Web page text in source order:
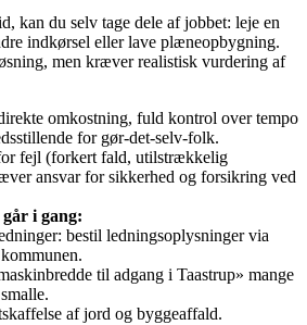
kan du selv tage dele af jobbet: leje en
indkørsel eller lave plæneopbygning.
men kræver realistisk vurdering af
omkostning, fuld kontrol over tempo
for gør‑det‑selv‑folk.
fejl (forkert fald, utilstrækkelig
ansvar for sikkerhed og forsikring ved
i gang:
bestil ledningsoplysninger via
til adgang i Taastrup» mange
af jord og byggeaffald.